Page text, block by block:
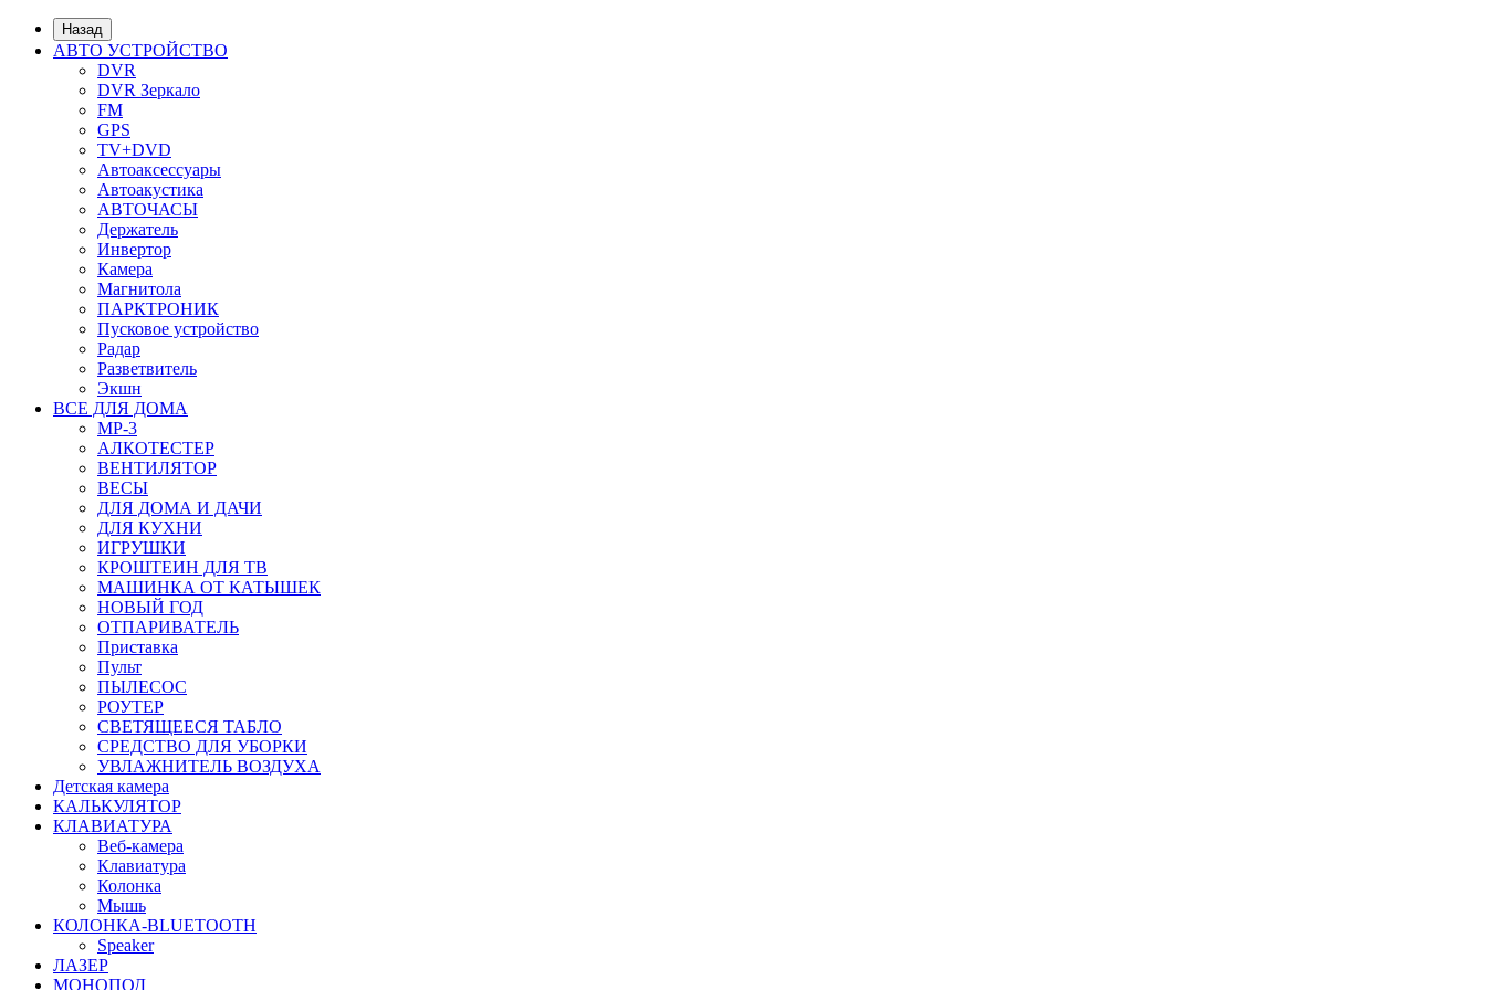
Назад
АВТО УСТРОЙСТВО
DVR
DVR Зеркало
FM
GPS
TV+DVD
Автоаксессуары
Автоакустика
АВТОЧАСЫ
Держатель
Инвертор
Камера
Магнитола
ПАРКТРОНИК
Пусковое устройство
Радар
Разветвитель
Экшн
ВСЕ ДЛЯ ДОМА
MP-3
АЛКОТЕСТЕР
ВЕНТИЛЯТОР
ВЕСЫ
ДЛЯ ДОМА И ДАЧИ
ДЛЯ КУХНИ
ИГРУШКИ
КРОШТЕИН ДЛЯ ТВ
МАШИНКА ОТ КАТЫШЕК
НОВЫЙ ГОД
ОТПАРИВАТЕЛЬ
Приставка
Пульт
ПЫЛЕСОС
РОУТЕР
СВЕТЯЩЕЕСЯ ТАБЛО
СРЕДСТВО ДЛЯ УБОРКИ
УВЛАЖНИТЕЛЬ ВОЗДУХА
Детская камера
КАЛЬКУЛЯТОР
КЛАВИАТУРА
Веб-камера
Клавиатура
Колонка
Мышь
КОЛОНКА-BLUETOOTH
Speaker
ЛАЗЕР
МОНОПОД